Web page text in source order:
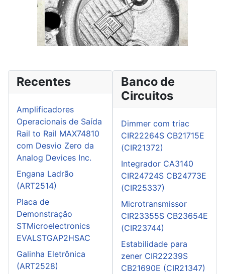
Recentes
Amplificadores
Operacionais de Saída
Rail to Rail MAX74810
com Desvio Zero da
Analog Devices Inc.
Engana Ladrão
(ART2514)
Placa de
Demonstração
STMicroelectronics
EVALSTGAP2HSAC
Galinha Eletrônica
(ART2528)
Banco de
Circuitos
Dimmer com triac
CIR22264S CB21715E
(CIR21372)
Integrador CA3140
CIR24724S CB24773E
(CIR25337)
Microtransmissor
CIR23355S CB23654E
(CIR23744)
Estabilidade para
zener CIR22239S
CB21690E (CIR21347)